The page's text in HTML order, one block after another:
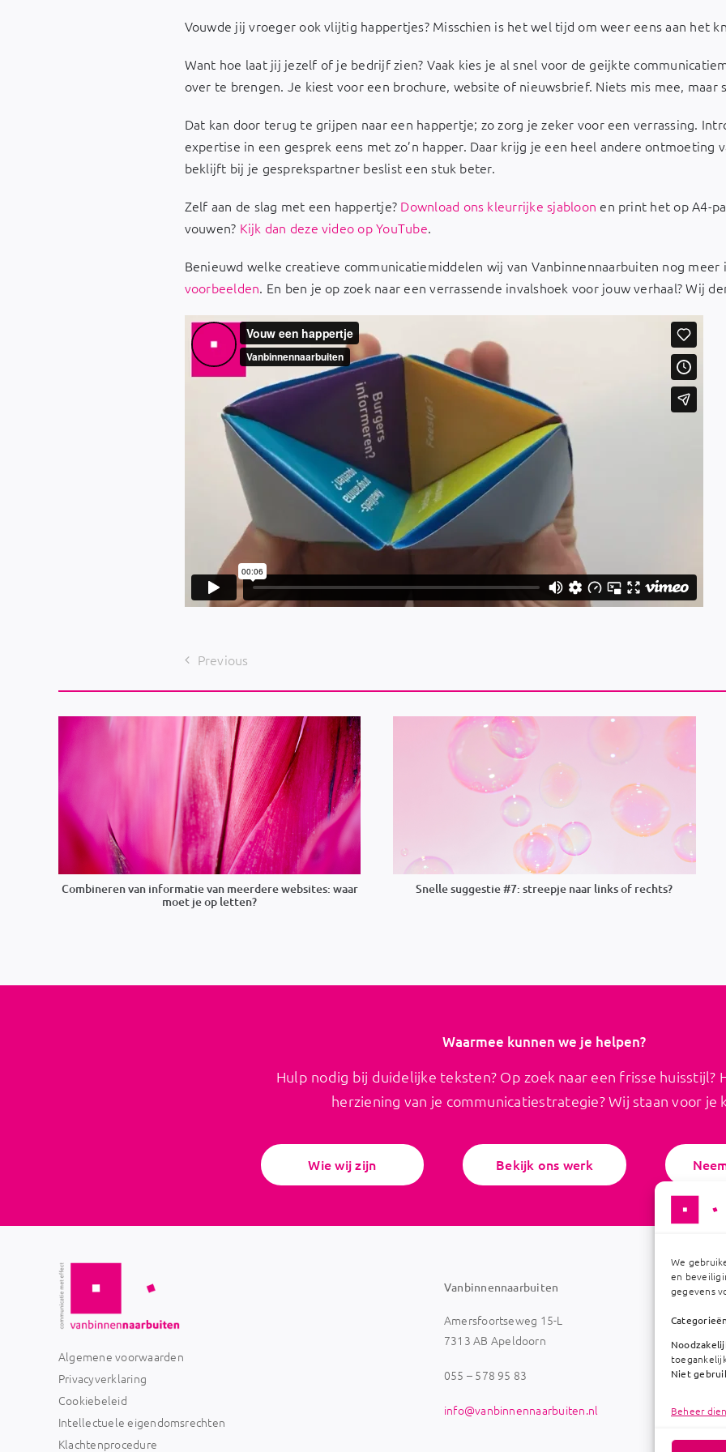
We
en
gegevens
Niet
Beheer
Vouwde jij vroeger ook vlijtig happertjes? Misschien is het wel tijd om weer eens aan het
Want hoe laat jij jezelf of je bedrijf zien? Vaak kies je al snel voor de geijkte
over te brengen. Je kiest voor een brochure, website of nieuwsbrief. Niets mis mee, maar
Dat kan door terug te grijpen naar een happertje; zo zorg je zeker voor een verrassing.
expertise in een gesprek eens met zo’n happer. Daar krijg je een heel andere ontmoeting
beklijft bij je gesprekspartner beslist een stuk beter.
Zelf aan de slag met een happertje? Download ons kleurrijke sjabloon en print het op A4-
vouwen? Kijk dan deze video op YouTube.
Benieuwd welke creatieve communicatiemiddelen wij van Vanbinnennaarbuiten nog meer
voorbeelden. En ben je op zoek naar een verrassende invalshoek voor jouw verhaal? Wij
Previous
Combineren van informatie van meerdere websites: waar
moet je op letten?
Snelle suggestie #7: streepje naar links of rechts?
Waarmee kunnen we je helpen?
Hulp nodig bij duidelijke teksten? Op zoek naar een frisse huisstijl?
herziening van je communicatiestrategie? Wij staan voor je
Wie wij zijn Bekijk ons werk
Algemene voorwaarden
Privacyverklaring
Cookiebeleid
Intellectuele eigendomsrechten
Klachtenprocedure
Vanbinnennaarbuiten
Amersfoortseweg 15-L
7313 AB Apeldoorn
055 – 578 95 83
info@vanbinnennaarbuiten.nl